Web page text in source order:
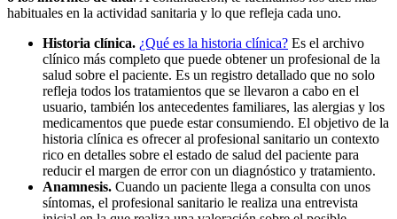
habituales en la actividad sanitaria y lo que refleja cada uno.
Historia clínica. ¿Qué es la historia clínica? Es el archivo
clínico más completo que puede obtener un profesional de la
salud sobre el paciente. Es un registro detallado que no solo
refleja todos los tratamientos que se llevaron a cabo en el
usuario, también los antecedentes familiares, las alergias y los
medicamentos que puede estar consumiendo. El objetivo de la
historia clínica es ofrecer al profesional sanitario un contexto
rico en detalles sobre el estado de salud del paciente para
reducir el margen de error con un diagnóstico y tratamiento.
Anamnesis. Cuando un paciente llega a consulta con unos
síntomas, el profesional sanitario le realiza una entrevista